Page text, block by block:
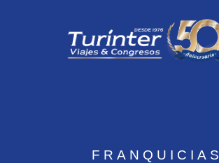
FRANQUICIAS